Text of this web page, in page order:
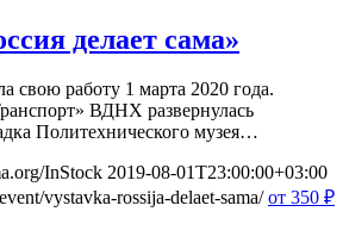
делает сама»
свою работу 1 марта 2020 года.
ВДНХ развернулась
Политехнического музея…
InStock 2019-08-01T23:00:00+03:00
vystavka-rossija-delaet-sama/ от 350 ₽